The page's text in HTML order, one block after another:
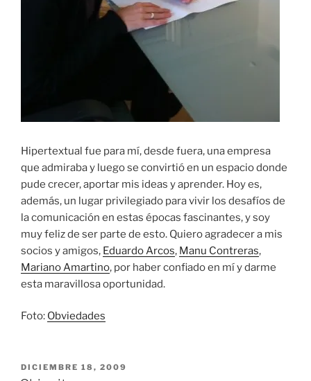
Hipertextual fue para mí, desde fuera, una empresa
que admiraba y luego se convirtió en un espacio donde
pude crecer, aportar mis ideas y aprender. Hoy es,
además, un lugar privilegiado para vivir los desafíos de
la comunicación en estas épocas fascinantes, y soy
muy feliz de ser parte de esto. Quiero agradecer a mis
socios y amigos, Eduardo Arcos, Manu Contreras,
Mariano Amartino, por haber confiado en mí y darme
esta maravillosa oportunidad.
Foto: Obviedades
PUBLICADO
EL
DICIEMBRE 18, 2009